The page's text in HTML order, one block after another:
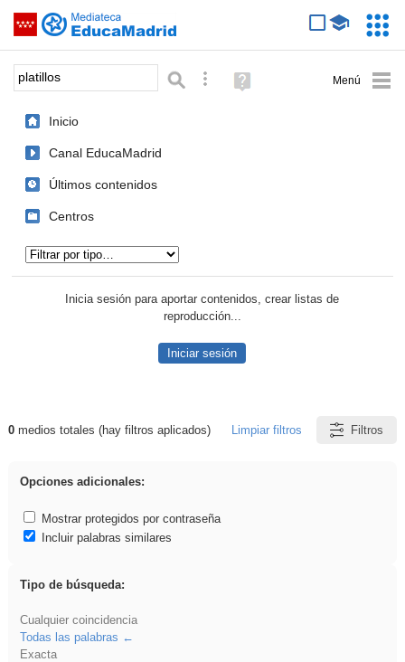
Saltar navegación
Palabra o frase: Búsqueda avanzada
Ayuda
(en
Inicio
Canal EducaMadrid
Últimos contenidos
Centros
Inicia sesión para aportar contenidos, crear listas de
reproducción...
Iniciar sesión
Resultados de: platillos
0medios totales (hay filtros aplicados) Limpiar filtros Filtros
Opciones adicionales:
Mostrar protegidos por contraseña
Incluir palabras similares
Tipo de búsqueda:
Cualquier coincidencia
Todas las palabras
Exacta